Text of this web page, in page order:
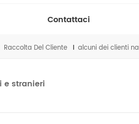
Contattaci
Raccolta Del Cliente
e stranieri